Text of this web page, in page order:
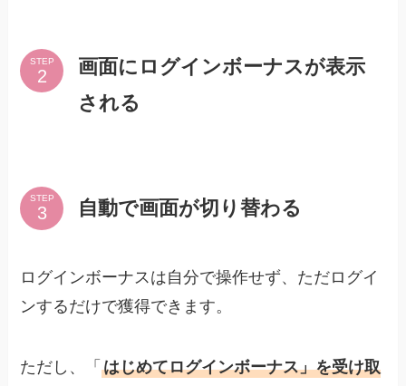
STEP
画面にログインボーナスが表示
される
STEP 自動で画面が切り替わる
ログインボーナスは自分で操作せず、ただログイ
ンするだけで獲得できます。
ただし、「はじめてログインボーナス」を受け取